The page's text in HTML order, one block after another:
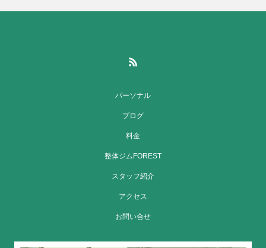
パーソナル
ブログ
料金
整体ジムFOREST
スタッフ紹介
アクセス
お問い合せ